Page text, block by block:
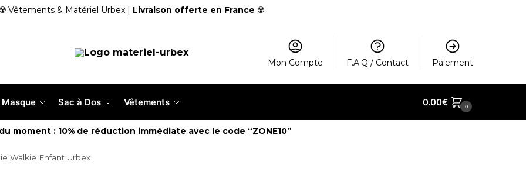
☢️ Vêtements & Matériel Urbex | Livraison offerte en France ☢️
Mon Compte F.A.Q / Contact Paiement
Masque Sac à Dos Vêtements 0.00€ 0
moment : 10% de réduction immédiate avec le code “ZONE10”
Walkie Enfant Urbex